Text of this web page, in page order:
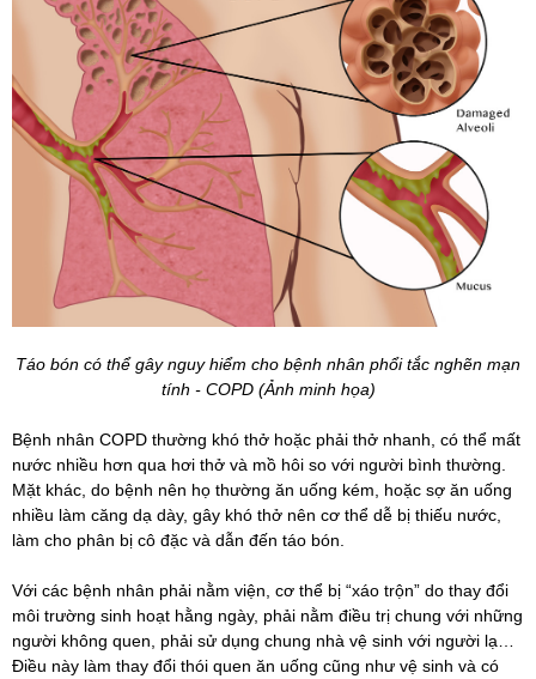
Táo bón có thể gây nguy hiểm cho bệnh nhân phổi tắc nghẽn mạn
tính - COPD (Ảnh minh họa)
Bệnh nhân COPD thường khó thở hoặc phải thở nhanh, có thể mất
nước nhiều hơn qua hơi thở và mồ hôi so với người bình thường.
Mặt khác, do bệnh nên họ thường ăn uống kém, hoặc sợ ăn uống
nhiều làm căng dạ dày, gây khó thở nên cơ thể dễ bị thiếu nước,
làm cho phân bị cô đặc và dẫn đến táo bón.
Với các bệnh nhân phải nằm viện, cơ thể bị “xáo trộn” do thay đổi
môi trường sinh hoạt hằng ngày, phải nằm điều trị chung với những
người không quen, phải sử dụng chung nhà vệ sinh với người lạ…
Điều này làm thay đổi thói quen ăn uống cũng như vệ sinh và có